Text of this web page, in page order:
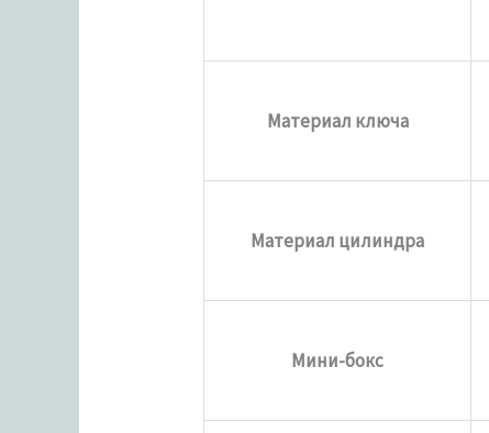
Материал ключа
Материал цилиндра
Мини-бокс